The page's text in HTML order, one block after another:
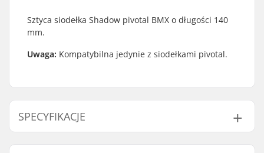
Sztyca siodełka Shadow pivotal BMX o długości 140
mm.
Uwaga: Kompatybilna jedynie z siodełkami pivotal.
SPECYFIKACJE
Siodełka:
Pivotal